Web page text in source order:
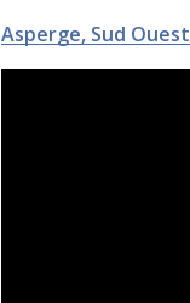
Asperge, Sud Ouest